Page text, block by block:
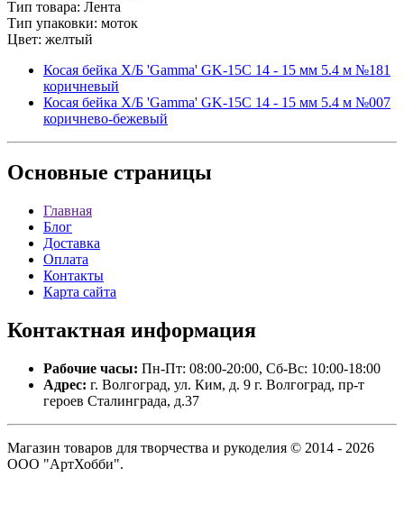
Тип товара: Лента
Тип упаковки: моток
Цвет: желтый
Косая бейка Х/Б 'Gamma' GK-15C 14 - 15 мм 5.4 м №181
коричневый
Косая бейка Х/Б 'Gamma' GK-15C 14 - 15 мм 5.4 м №007
коричнево-бежевый
Основные страницы
Главная
Блог
Доставка
Оплата
Контакты
Карта сайта
Контактная информация
Рабочие часы: Пн-Пт: 08:00-20:00, Сб-Вс: 10:00-18:00
Адрес: г. Волгоград, ул. Ким, д. 9 г. Волгоград, пр-т
героев Сталинграда, д.37
Магазин товаров для творчества и рукоделия © 2014 - 2026
ООО "АртХобби".